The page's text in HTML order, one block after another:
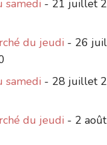
samedi - 21 juillet
du jeudi - 26
samedi - 28 juillet
du jeudi - 2